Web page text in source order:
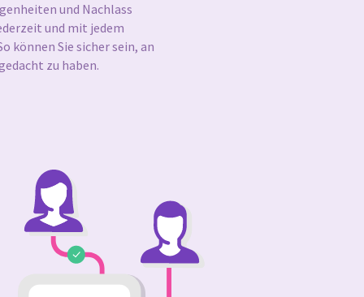
und Nachlass
und mit jedem
können Sie sicher sein, an
zu haben.